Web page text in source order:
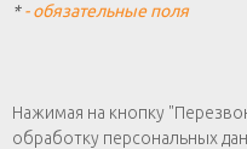
*- обязательные поля
Нажимая на кнопку
обработку персональных